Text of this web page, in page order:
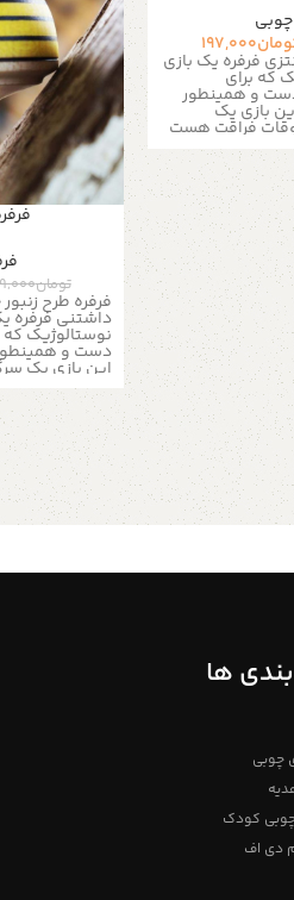
چوبی
197,000
فرفره یک بازی
که برای
و همینطور
بازی یک
فراقت هست
بدنه : چوب
اندازه ها :
ارتفاع محصول : 9 الی 10 سانتی متر
فرفره: 3 الی 4 سانتی متر جزئیات
مواد
بیشتر از طریق
دایرکت و یا به شماره 09357478096
پیام بدید
که به دلیل
بودن فرفره های
فرفره های در
است بسیار کم
می کنم برای
توسط شما از
استفاده
تومان
فرفره طرح
داشتنی فرفره
نوستالوژیک
دست و همینطور
این بازی یک
فراقت هست
بدنه : چوب
متر جزئیات
استاندارد مواد
بیشتر از طریق
تلگرام پیام
شده لزوما
ها
چوبی
کودک
دی اف